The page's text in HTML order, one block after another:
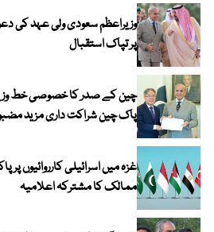
وزیراعظم سعودی ولی عہد کی
پر تپاک استقبال
چین کے صدر کا خصوصی خط
پاک چین شراکت داری مزید
ممالک کا مشترکہ اعلامیہ